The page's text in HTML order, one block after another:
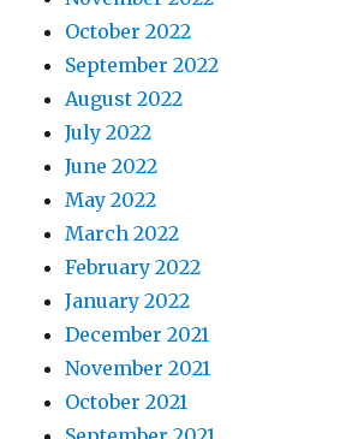
October 2022
September 2022
August 2022
July 2022
June 2022
May 2022
March 2022
February 2022
January 2022
December 2021
November 2021
October 2021